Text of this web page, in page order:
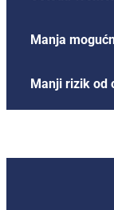
Manja
Manji rizik od